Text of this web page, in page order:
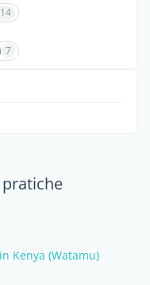
14
7
Kenya (Watamu)